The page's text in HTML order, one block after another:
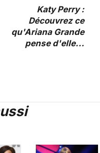
Katy Perry :
Découvrez ce
qu'Ariana Grande
pense d'elle...